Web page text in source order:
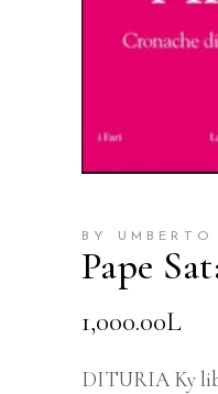
BY UMBERTO
Pape
1,000.00L
DITURIA Ky